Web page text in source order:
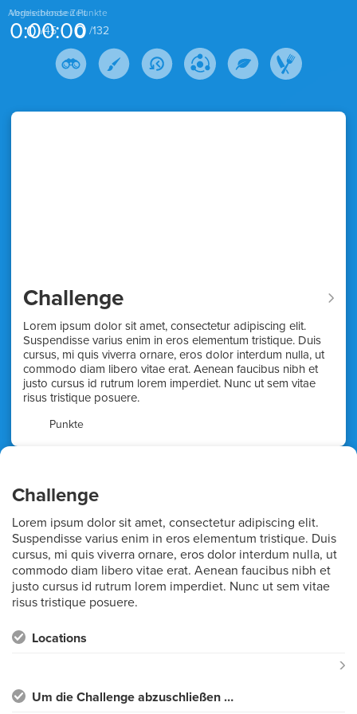
Abgeschlossen
0 /45
Verbleibende Zeit
0:00:00
Punkte
0 /132
Challenge
Lorem ipsum dolor sit amet, consectetur adipiscing elit.
Suspendisse varius enim in eros elementum tristique. Duis
cursus, mi quis viverra ornare, eros dolor interdum nulla, ut
commodo diam libero vitae erat. Aenean faucibus nibh et
justo cursus id rutrum lorem imperdiet. Nunc ut sem vitae
risus tristique posuere.
Punkte
Challenge
Lorem ipsum dolor sit amet, consectetur adipiscing elit.
Suspendisse varius enim in eros elementum tristique. Duis
cursus, mi quis viverra ornare, eros dolor interdum nulla, ut
commodo diam libero vitae erat. Aenean faucibus nibh et
justo cursus id rutrum lorem imperdiet. Nunc ut sem vitae
risus tristique posuere.
Locations
Um die Challenge abzuschließen …